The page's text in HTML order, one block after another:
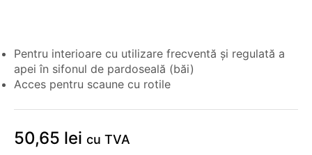
Pentru interioare cu utilizare frecventă și regulată a
apei în sifonul de pardoseală (băi)
Acces pentru scaune cu rotile
50,65 lei cu TVA